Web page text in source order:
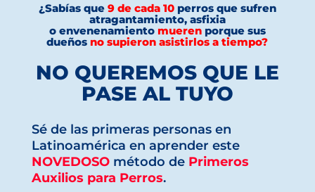
¿Sabías que 9 de cada 10perros que sufren
atragantamiento, asfixia
o envenenamiento mueren porque sus
dueños no supieron asistirlos a tiempo?
NO QUEREMOS QUE LE
PASE AL TUYO
Sé de las primeras personas en
Latinoamérica en aprender este
NOVEDOSOmétodo de Primeros
Auxilios para Perros.